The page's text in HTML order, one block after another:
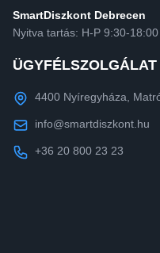
SmartDiszkont Debrecen
Nyitva tartás: H-P 9:30-
ÜGYFÉLSZOLGÁLAT
4400 Nyíregyháza,
info@smartdiszkont.hu
+36 20 800 23 23